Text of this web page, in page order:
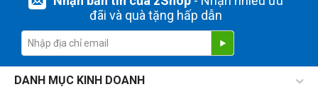
đãi và quà tặng hấp dẫn
DANH MỤC KINH DOANH